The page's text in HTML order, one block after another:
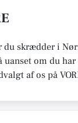
skrædder i
om du
af os på